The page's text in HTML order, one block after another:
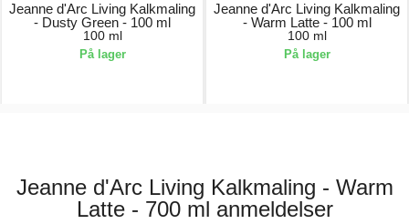
Jeanne d'Arc Living Kalkmaling
- Dusty Green - 100 ml
100 ml
På lager
Jeanne d'Arc Living Kalkmaling
- Warm Latte - 100 ml
100 ml
På lager
Jeanne d'Arc Living Kalkmaling - Warm
Latte - 700 ml anmeldelser